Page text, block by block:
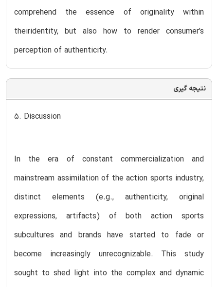
comprehend the essence of originality within
theiridentity, but also how to render consumer’s
perception of authenticity.
نتیجه گیری
5. Discussion
In the era of constant commercialization and
mainstream assimilation of the action sports industry,
distinct elements (e.g., authenticity, original
expressions, artifacts) of both action sports
subcultures and brands have started to fade or
become increasingly unrecognizable. This study
sought to shed light into the complex and dynamic